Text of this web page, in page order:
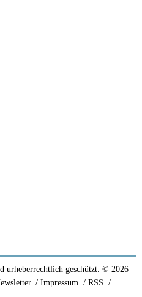
urheberrechtlich geschützt. © 2026
/ Impressum. / RSS. /